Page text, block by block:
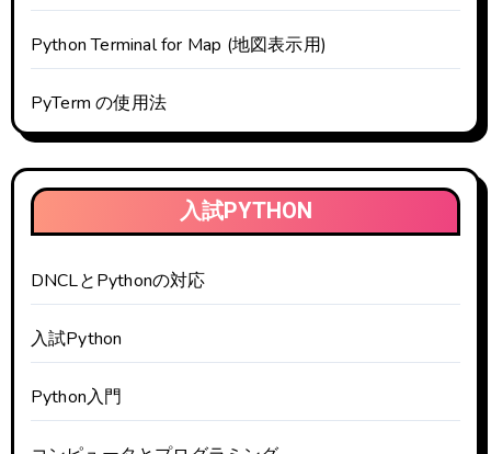
Python Terminal for Map (地図表示用)
PyTerm の使用法
入試PYTHON
DNCLとPythonの対応
入試Python
Python入門